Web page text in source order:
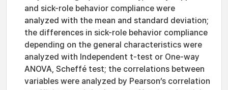
and sick-role behavior compliance were
analyzed with the mean and standard deviation;
the differences in sick-role behavior compliance
depending on the general characteristics were
analyzed with Independent t-test or One-way
ANOVA, Scheffé test; the correlations between
variables were analyzed by Pearson’s correlation